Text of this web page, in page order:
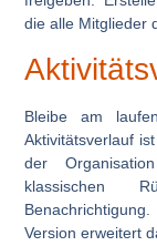
die alle Mitglieder
Bleibe am
Aktivitätsverlauf
der
klassischen
Version erweitert